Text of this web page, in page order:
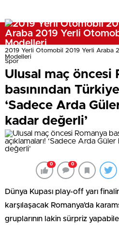
2019 Yerli Otomobil 2019 Yerli Araba
Modelleri
Spor
Ulusal maç öncesi
basınından
‘Sadece Arda
kadar değerli’
0 0
Dünya Kupası play-off yarı
karşılaşacak Romanya’da
gruplarının lakin sürpriz